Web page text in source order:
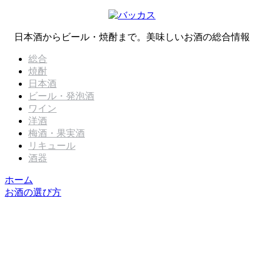
日本酒からビール・焼酎まで。美味しいお酒の総合情報
総合
焼酎
日本酒
ビール・発泡酒
ワイン
洋酒
梅酒・果実酒
リキュール
酒器
ホーム
お酒の選び方